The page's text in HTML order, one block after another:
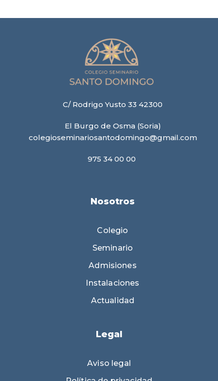
C/ Rodrigo Yusto 33 42300
El Burgo de Osma (Soria)
colegioseminariosantodomingo@gmail.com
975 34 00 00
Nosotros
Colegio
Seminario
Admisiones
Instalaciones
Actualidad
Legal
Aviso legal